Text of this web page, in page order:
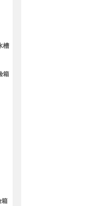
槽
箱
箱